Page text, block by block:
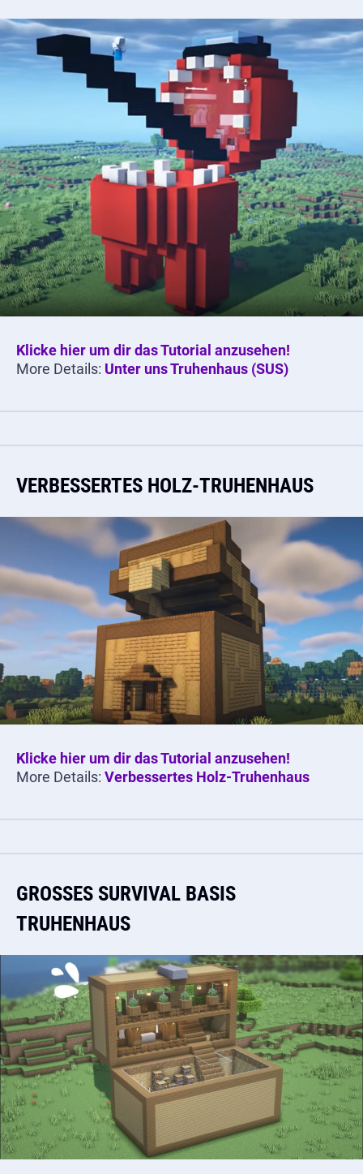
Klicke hier um dir das Tutorial anzusehen!
More Details: Unter uns Truhenhaus (SUS)
VERBESSERTES HOLZ-TRUHENHAUS
Klicke hier um dir das Tutorial anzusehen!
More Details: Verbessertes Holz-Truhenhaus
GROSSES SURVIVAL BASIS T
RUHENHAUS